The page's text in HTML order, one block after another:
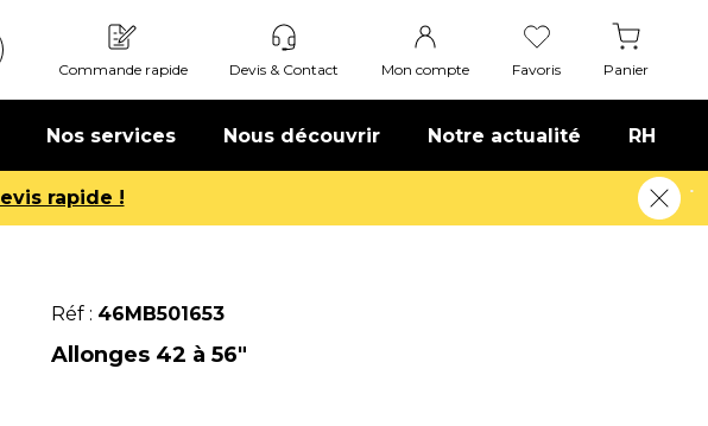
Commande rapide Devis & Contact Mon compte Favoris Panier
Nos services Nous découvrir Notre actualité RH
Offre de bienvenue : 20€ offerts !
Réf : 46MB501653
Allonges 42 à 56"